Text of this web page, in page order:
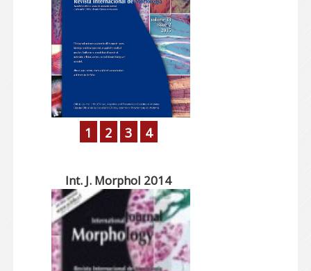
1 2 3 4
Int. J. Morphol 2014